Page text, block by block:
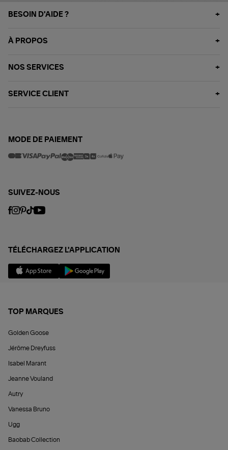
BESOIN D'AIDE ?
À PROPOS
NOS SERVICES
SERVICE CLIENT
MODE DE PAIEMENT
SUIVEZ-NOUS
TÉLÉCHARGEZ L'APPLICATION
TOP MARQUES
Golden Goose
Jérôme Dreyfuss
Isabel Marant
Jeanne Vouland
Autry
Vanessa Bruno
Ugg
Baobab Collection